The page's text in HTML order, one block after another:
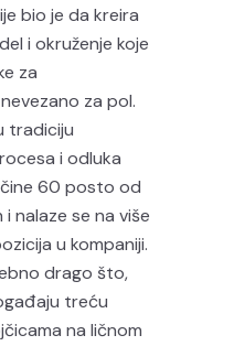
bio je da kreira
i okruženje koje
za
za pol.
tradiciju
i odluka
60 posto od
nalaze se na više
u kompaniji.
drago što,
treću
na ličnom